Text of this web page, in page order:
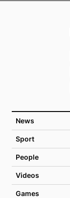
News
Sport
People
Videos
Games